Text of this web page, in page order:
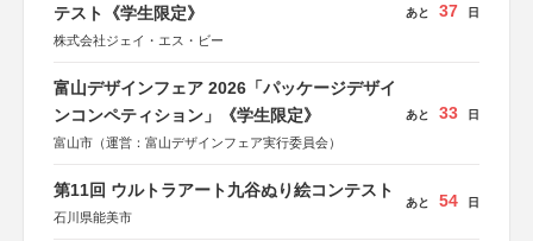
テスト《学生限定》
株式会社ジェイ・エス・ビー
あと 37 日
富山デザインフェア 2026「パッケージデザイ
ンコンペティション」《学生限定》
富山市（運営：富山デザインフェア実行委員会）
あと 33 日
第11回 ウルトラアート九谷ぬり絵コンテスト
石川県能美市
あと 54 日